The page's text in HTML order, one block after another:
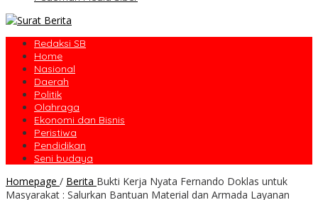
Redaksi SB
Home
Nasional
Daerah
Politik
Olahraga
Ekonomi dan Bisnis
Peristiwa
Pendidikan
Seni budaya
Homepage / Berita Bukti Kerja Nyata Fernando Doklas untuk
Masyarakat : Salurkan Bantuan Material dan Armada Layanan